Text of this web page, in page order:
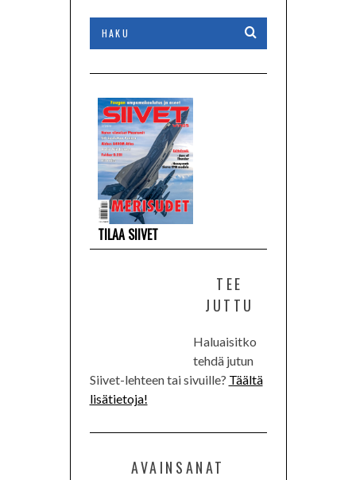
TILAA SIIVET
TEE
JUTTU
Haluaisitko
tehdä jutun
Siivet-lehteen tai sivuille? Täältä
lisätietoja!
AVAINSANAT